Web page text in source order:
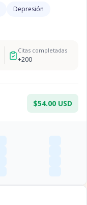
Depresión
Citas completadas
+200
$54.00 USD